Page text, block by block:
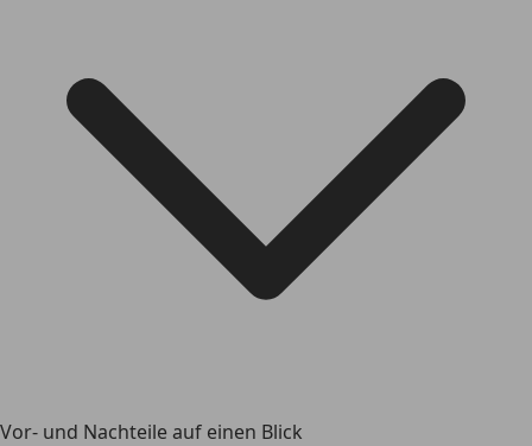
Vor- und Nachteile auf einen Blick